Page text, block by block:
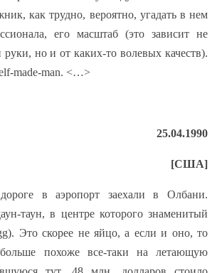
как трудно, вероятно, угадать в нем
его масштаб (это зависит не
руки, но и от каких-то волевых качеств).
made-man. <…>
25.04.1990
[США]
в аэропорт заехали в Олбани.
таун, в центре которого знаменитый
Это скорее не яйцо, а если и оно, то
похоже все-таки на летающую